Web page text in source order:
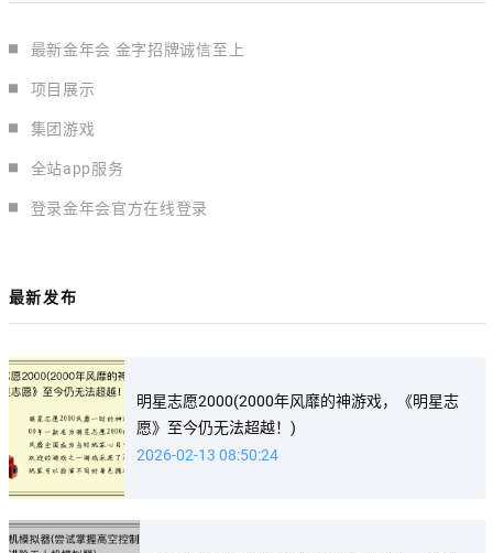
最新金年会 金字招牌诚信至上
项目展示
集团游戏
全站app服务
登录金年会官方在线登录
最新发布
明星志愿2000(2000年风靡的神游戏，《明星志
愿》至今仍无法超越！)
2026-02-13 08:50:24